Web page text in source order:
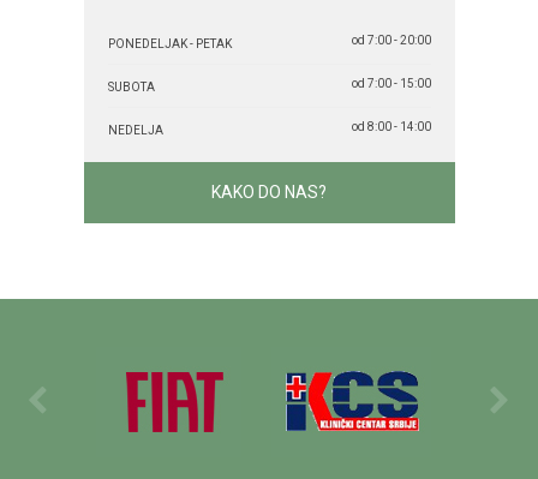
PONEDELJAK - PETAK od 7:00 - 20:00
SUBOTA od 7:00 - 15:00
NEDELJA od 8:00 - 14:00
KAKO DO NAS?